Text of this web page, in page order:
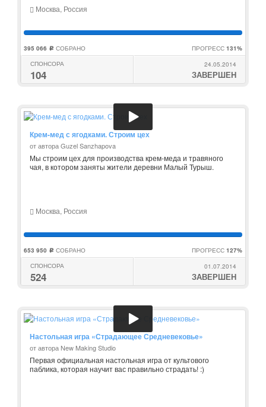
Москва, Россия
395 066 c СОБРАНО ПРОГРЕСС 131%
СПОНСОРА
104
24.05.2014
ЗАВЕРШЕН
Крем-мед с ягодками. Строим цех
от автора Guzel Sanzhapova
Мы строим цех для производства крем-меда и травяного
чая, в котором заняты жители деревни Малый Турыш.
Москва, Россия
653 950 c СОБРАНО ПРОГРЕСС 127%
СПОНСОРА
524
01.07.2014
ЗАВЕРШЕН
Настольная игра «Страдающее Средневековье»
от автора New Making Studio
Первая официальная настольная игра от культового
паблика, которая научит вас правильно страдать! :)